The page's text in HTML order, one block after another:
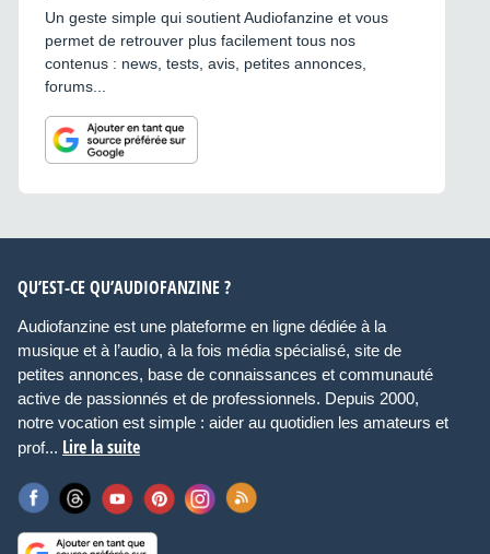
Un geste simple qui soutient Audiofanzine et vous
permet de retrouver plus facilement tous nos
contenus : news, tests, avis, petites annonces,
forums...
QU’EST-CE QU’AUDIOFANZINE ?
Audiofanzine est une plateforme en ligne dédiée à la
musique et à l’audio, à la fois média spécialisé, site de
petites annonces, base de connaissances et communauté
active de passionnés et de professionnels. Depuis 2000,
notre vocation est simple : aider au quotidien les amateurs et
prof... Lire la suite